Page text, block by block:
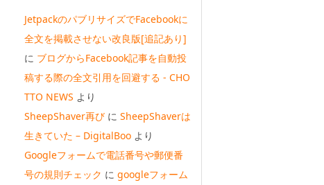
JetpackのパブリサイズでFacebookに
全文を掲載させない改良版[追記あり]
に ブログからFacebook記事を自動投
稿する際の全文引用を回避する - CHO
TTO NEWS より
SheepShaver再び に SheepShaverは
生きていた – DigitalBoo より
Googleフォームで電話番号や郵便番
号の規則チェック に googleフォーム